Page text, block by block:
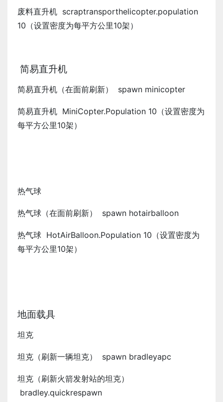
废料直升机 scraptransporthelicopter.population
10（设置密度为每平方公里10架）
简易直升机
简易直升机（在面前刷新） spawn minicopter
简易直升机 MiniCopter.Population 10（设置密度为
每平方公里10架）
热气球
热气球（在面前刷新） spawn hotairballoon
热气球 HotAirBalloon.Population 10（设置密度为
每平方公里10架）
地面载具
坦克
坦克（刷新一辆坦克） spawn bradleyapc
坦克（刷新火箭发射站的坦克）
bradley.quickrespawn